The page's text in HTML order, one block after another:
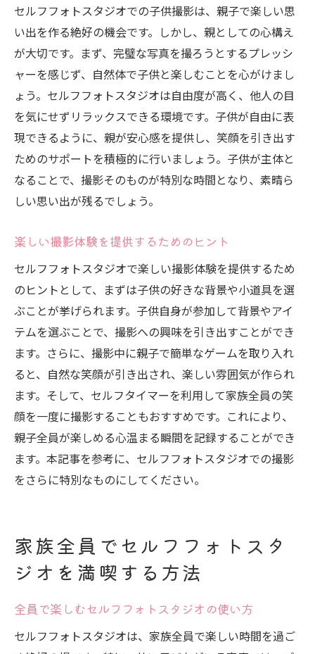
セルフフォトスタジオでの子供撮影は、親子で楽しい思
い出を作る絶好の機会です。しかし、親としての心構え
が大切です。まず、完璧な写真を撮ろうとするプレッシ
ャーを感じず、自然体で子供と楽しむことを心がけまし
ょう。セルフフォトスタジオは自由度が高く、他人の目
を気にせずリラックスできる環境です。子供が自由に表
現できるように、親が安心感を提供し、笑顔を引き出す
ためのサポートを積極的に行いましょう。子供が主体と
なることで、撮影そのものが特別な時間となり、素晴ら
しい思い出が残るでしょう。
楽しい撮影体験を提供するためのヒント
セルフフォトスタジオで楽しい撮影体験を提供するため
のヒントとして、まずは子供の好きな背景や小道具を選
ぶことが挙げられます。子供自身が参加して背景やアイ
テムを選ぶことで、撮影への興味を引き出すことができ
ます。さらに、撮影中に親子で簡単なゲームを取り入れ
ると、自然な笑顔が引き出され、楽しい雰囲気が作られ
ます。そして、セルフタイマーを利用して家族全員の笑
顔を一度に撮影することもおすすめです。これにより、
親子全員が楽しめる心温まる瞬間を記録することができ
ます。本記事を参考に、セルフフォトスタジオでの撮影
をさらに特別なものにしてください。
家族全員でセルフフォトスタ
ジオを満喫する方法
全員で楽しむセルフフォトスタジオの使い方
セルフフォトスタジオは、家族全員で楽しい時間を過ご